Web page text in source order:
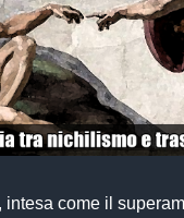
intesa come il